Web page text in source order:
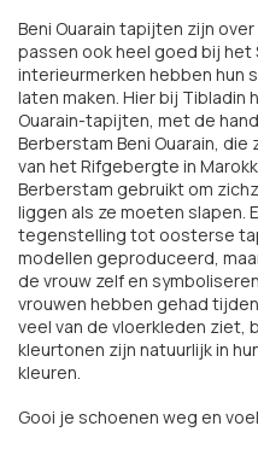
Beni Ouarain tapijten zijn
passen ook heel goed bij het
interieurmerken hebben hun
laten maken. Hier bij Tibladin
Ouarain-tapijten, met de
Berberstam Beni Ouarain,
van het Rifgebergte in
Berberstam gebruikt om
liggen als ze moeten slapen.
tegenstelling tot oosterse
modellen geproduceerd,
de vrouw zelf en
vrouwen hebben gehad
veel van de vloerkleden ziet,
kleurtonen zijn natuurlijk in
kleuren.
Gooi je schoenen weg en